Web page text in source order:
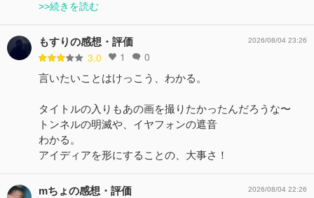
>>続きを読む
もすりの感想・評価
3.0 1 0
2026/08/04 23:26
言いたいことはけっこう、わかる。
タイトルの入りもあの画を撮りたかったんだろうな〜
トンネルの明滅や、イヤフォンの遮音
わかる。
アイディアを形にすることの、大事さ！
mちょの感想・評価 2026/08/04 22:26